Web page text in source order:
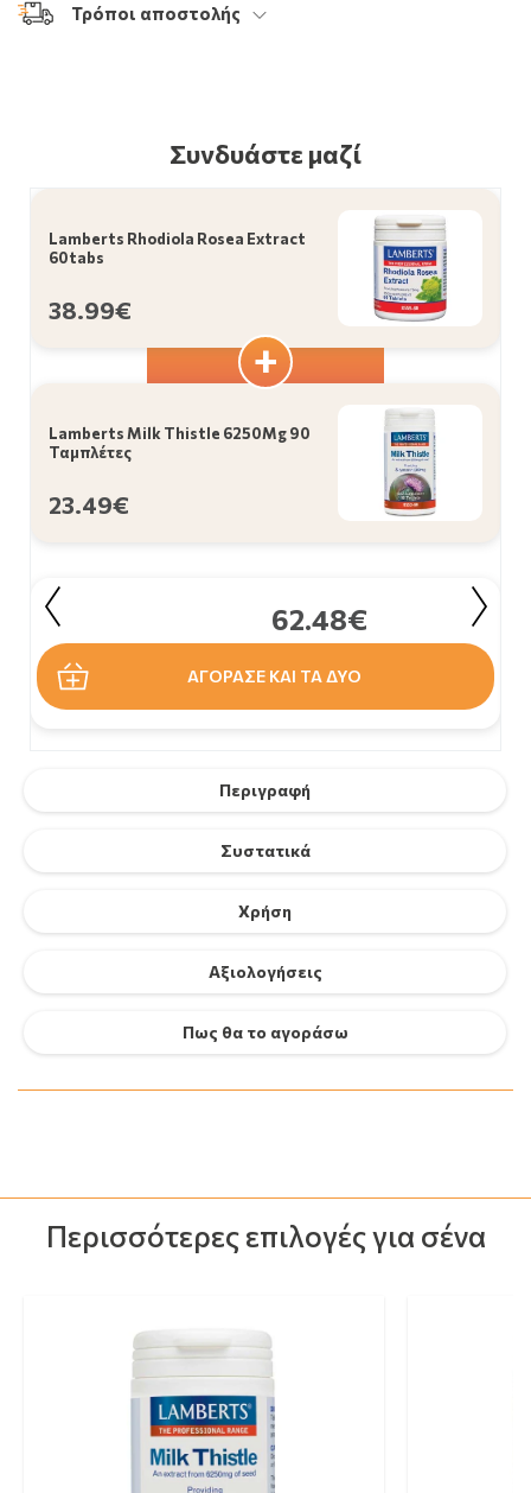
Τρόποι αποστολής
Περιγραφή
Συστατικά
Χρήση
Αξιολογήσεις
Πως θα το αγοράσω
Συνδυάστε μαζί
Lamberts Rhodiola Rosea Extract
60tabs
38.99€
Lamberts Milk Thistle 6250Mg 90
Ταμπλέτες
23.49€
62.48€
ΑΓΟΡΑΣΕ ΚΑΙ ΤΑ ΔΥΟ
Περισσότερες επιλογές για σένα